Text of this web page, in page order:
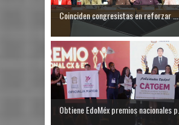
Coinciden congresistas en reforzar ...
Obtiene EdoMéx premios nacionales p...